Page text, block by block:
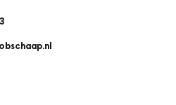
zijn niet inbegrepen in de
u wel een zorgeloze start!
meer info.